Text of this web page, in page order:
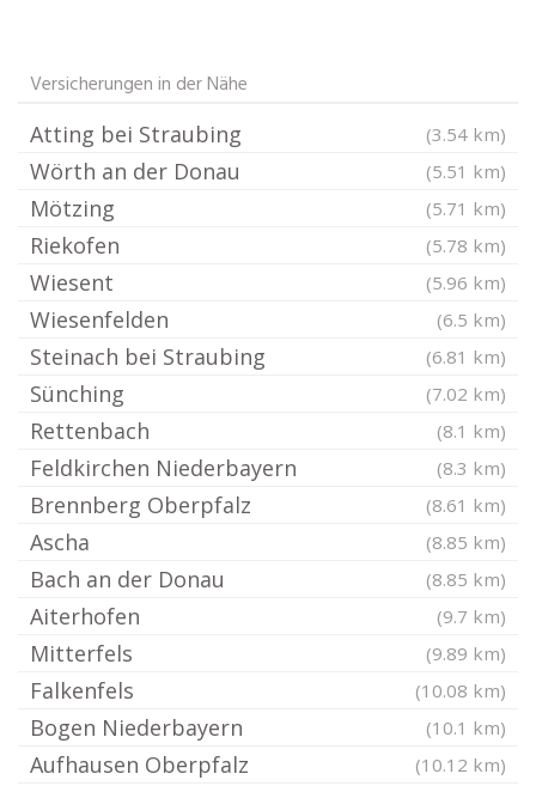
Versicherungen in der Nähe
Atting bei Straubing (3.54 km)
Wörth an der Donau (5.51 km)
Mötzing (5.71 km)
Riekofen (5.78 km)
Wiesent (5.96 km)
Wiesenfelden (6.5 km)
Steinach bei Straubing (6.81 km)
Sünching (7.02 km)
Rettenbach (8.1 km)
Feldkirchen Niederbayern (8.3 km)
Brennberg Oberpfalz (8.61 km)
Ascha (8.85 km)
Bach an der Donau (8.85 km)
Aiterhofen (9.7 km)
Mitterfels (9.89 km)
Falkenfels (10.08 km)
Bogen Niederbayern (10.1 km)
Aufhausen Oberpfalz (10.12 km)